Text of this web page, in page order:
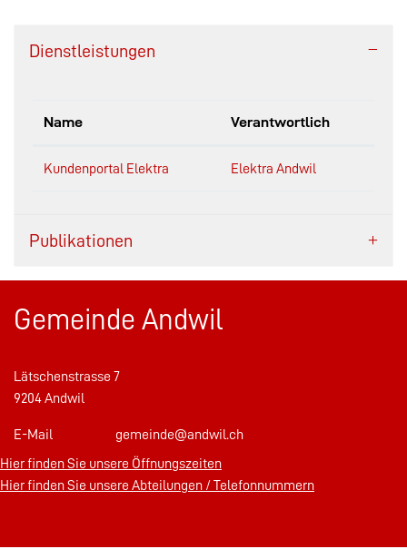
Dienstleistungen
Name Verantwortlich
Kundenportal Elektra Elektra Andwil
Publikationen
Gemeinde Andwil
Lätschenstrasse 7
9204 Andwil
E-Mail
gemeinde@andwil.ch
Hier finden Sie unsere Öffnungszeiten
Hier finden Sie unsere Abteilungen / Telefonnummern